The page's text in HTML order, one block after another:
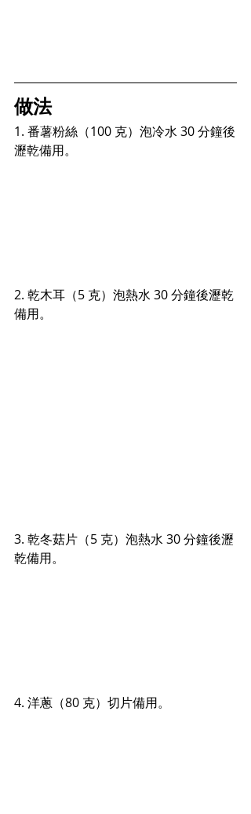
做法
1. 番薯粉絲（100 克）泡冷水 30 分鐘後
瀝乾備用。
2. 乾木耳（5 克）泡熱水 30 分鐘後瀝乾
備用。
3. 乾冬菇片（5 克）泡熱水 30 分鐘後瀝
乾備用。
4. 洋蔥（80 克）切片備用。